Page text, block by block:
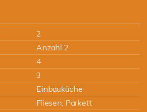
2
Anzahl 2
4
3
Einbauküche
Fliesen, Parkett